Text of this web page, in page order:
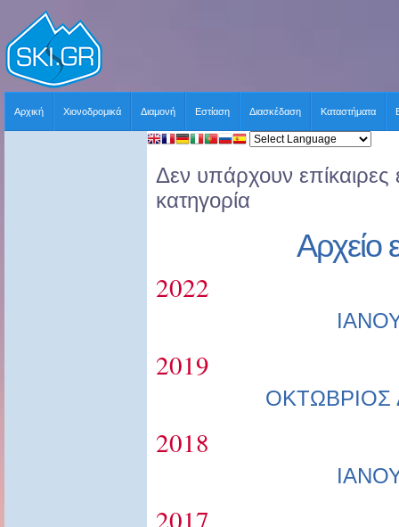
Αρχική Χιονοδρομικά Διαμονή Εστίαση Διασκέδαση Καταστήματα
Δεν υπάρχουν επίκαιρες
κατηγορία
Αρχείο
2022
2019
ΟΚΤΩΒΡΙΟΣ
2018
2017